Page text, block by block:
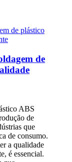
de
ABS
de
que
de consumo.
a qualidade
é essencial.